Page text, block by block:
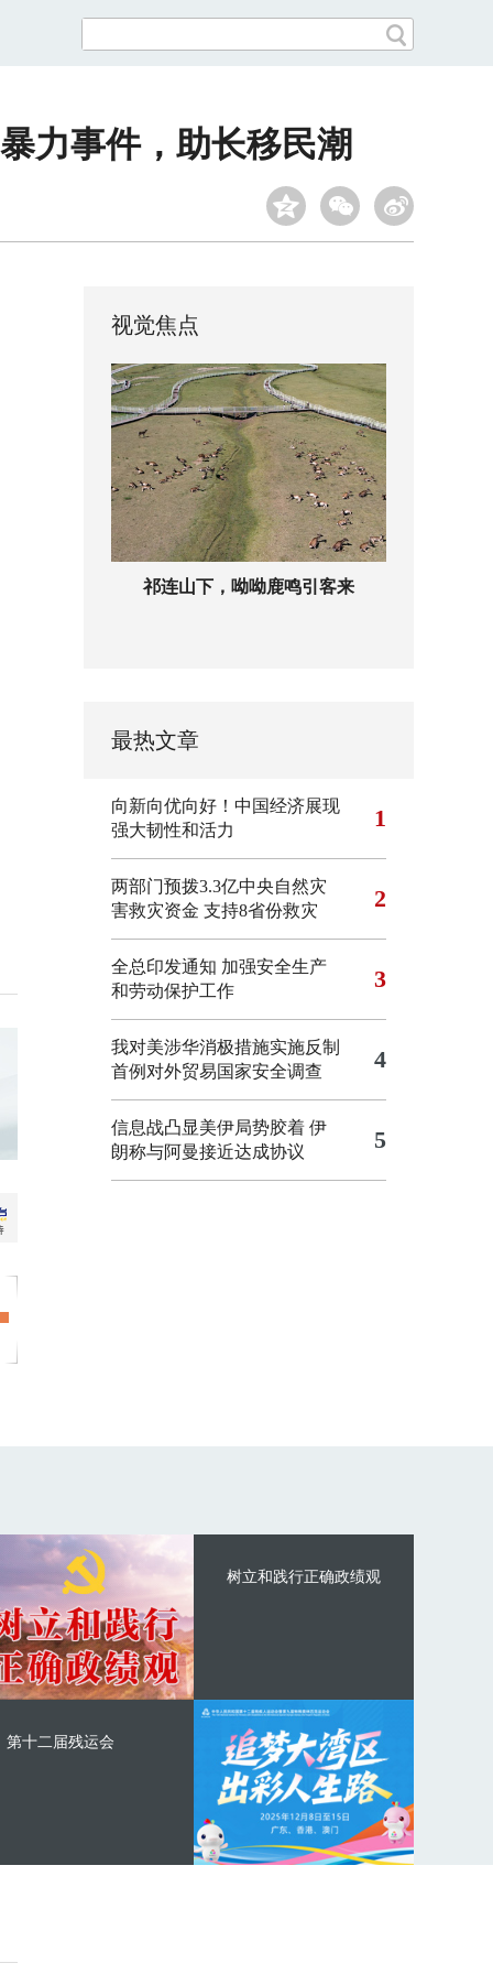
力事件，助长移民潮
视觉焦点
祁连山下，呦呦鹿鸣引客来
最热文章
向新向优向好！中国经济展现
强大韧性和活力
1
两部门预拨3.3亿中央自然灾
害救灾资金 支持8省份救灾
2
全总印发通知 加强安全生产
和劳动保护工作
3
我对美涉华消极措施实施反制
首例对外贸易国家安全调查
4
信息战凸显美伊局势胶着 伊
朗称与阿曼接近达成协议
5
树立和践行正确政绩观
第十二届残运会